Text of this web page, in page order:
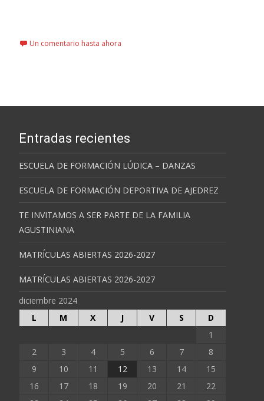
Un comentario hasta ahora
Entradas recientes
ESCUELA DE FORMACIÓN LÚDICA – DANZAS
ESCUELA DE FORMACIÓN DEPORTIVA DE AJEDREZ
TE INVITAMOS A SER PARTE DE LA FAMILIA
AGUSTINIANA
MATRÍCULAS ABIERTAS 2026-2027
MATRÍCULAS ABIERTAS 2026-2027
diciembre 2024
L
M X J V S
D
1
2
3 4 5 6 7
8
9
10 11 12 13 14
15
16
17 18 19 20 21
22